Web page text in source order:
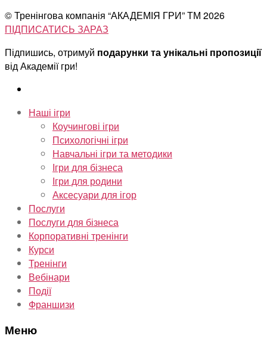
© Тренінгова компанія “АКАДЕМІЯ ГРИ” ТМ 2026
ПІДПИСАТИСЬ ЗАРАЗ
Підпишись, отримуй подарунки та унікальні пропозиції
від Академії гри!
Наші ігри
Коучингові ігри
Психологічні ігри
Навчальні ігри та методики
Ігри для бізнеса
Ігри для родини
Аксесуари для ігор
Послуги
Послуги для бізнеса
Корпоративні тренінги
Курси
Тренінги
Вебінари
Події
Франшизи
Меню